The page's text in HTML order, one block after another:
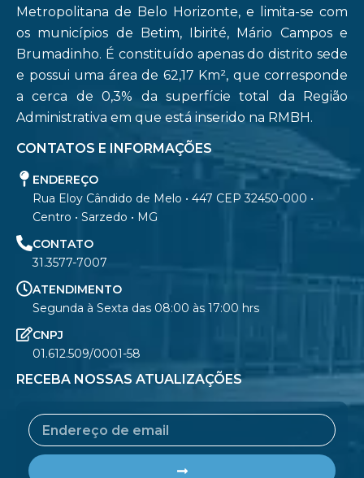
Metropolitana de Belo Horizonte, e limita-se com
os municípios de Betim, Ibirité, Mário Campos e
Brumadinho. É constituído apenas do distrito sede
e possui uma área de 62,17 Km², que corresponde
a cerca de 0,3% da superfície total da Região
Administrativa em que está inserido na RMBH.
CONTATOS E INFORMAÇÕES
ENDEREÇO
Rua Eloy Cândido de Melo • 447 CEP 32450-000 •
Centro • Sarzedo • MG
CONTATO
31.3577-7007
ATENDIMENTO
Segunda à Sexta das 08:00 às 17:00 hrs
CNPJ
01.612.509/0001-58
RECEBA NOSSAS ATUALIZAÇÕES
Email